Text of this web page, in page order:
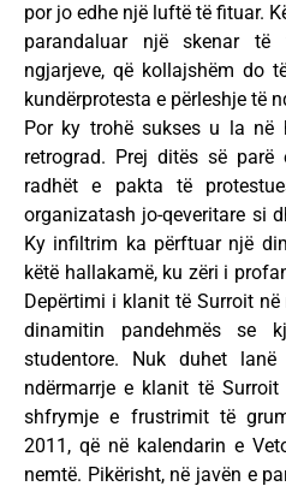
por jo edhe një luftë të fituar.
parandaluar një skenar
ngjarjeve, që kollajshëm do
kundërprotesta e përleshje të
Por ky trohë sukses u la në
retrograd. Prej ditës së
radhët e pakta të
organizatash jo-qeveritare si
Ky infiltrim ka përftuar një
këtë hallakamë, ku zëri i
Depërtimi i klanit të Surroit
dinamitin pandehmës se
studentore. Nuk duhet
ndërmarrje e klanit të
shfrymje e frustrimit të
2011, që në kalendarin e
nemtë. Pikërisht, në javën e